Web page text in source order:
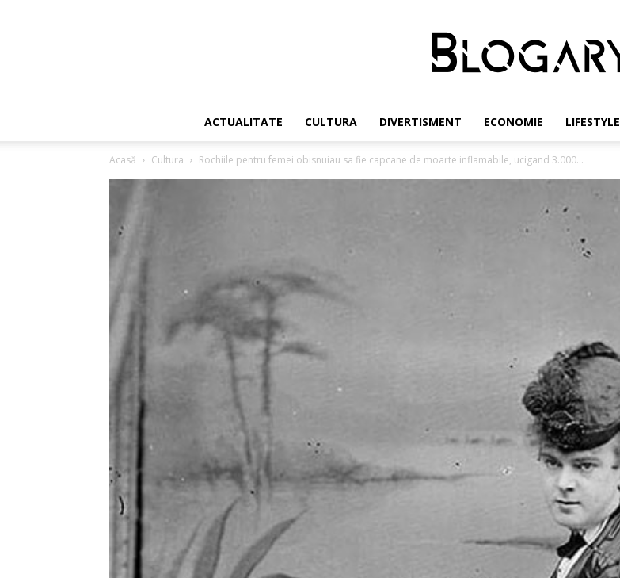
Blogary
ACTUALITATE CULTURA DIVERTISMENT ECONOMIE LIFESTYLE
Acasă Cultura Rochiile pentru femei obisnuiau sa fie capcane de moarte inflamabile, ucigand 3.000...